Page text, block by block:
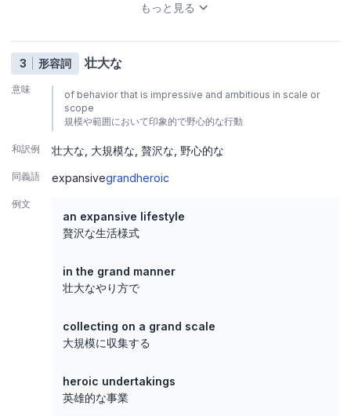
もっと見る
3 形容詞 壮大な
意味
of behavior that is impressive and ambitious in scale or
scope
規模や範囲において印象的で野心的な行動
和訳例 壮大な 大規模な 贅沢な 野心的な
同義語 expansivegrandheroic
例文
an expansive lifestyle
贅沢な生活様式
in the grand manner
壮大なやり方で
collecting on a grand scale
大規模に収集する
heroic undertakings
英雄的な事業